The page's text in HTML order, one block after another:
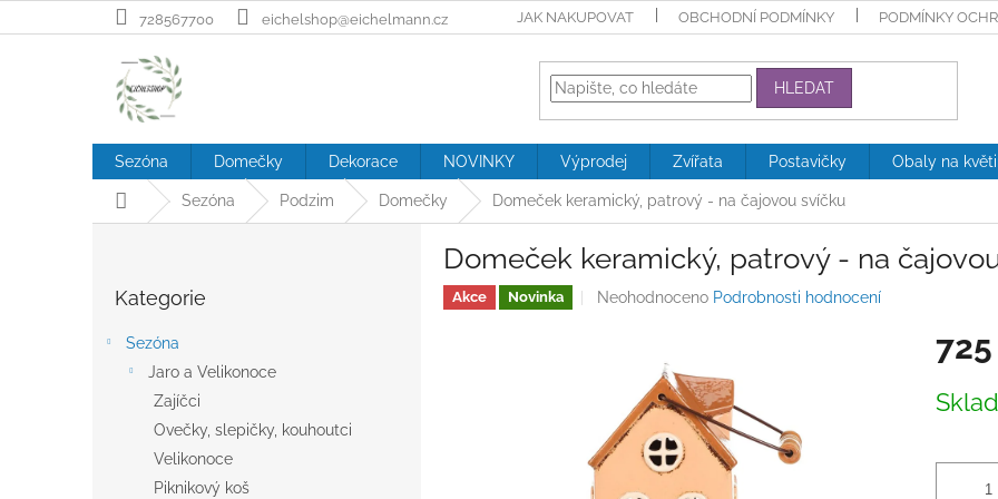
na
728567700 eichelshop@eichelmann.cz JAK NAKUPOVAT OBCHODNÍ PODMÍNKY PODMÍNKY
HLEDAT
Sezóna Domečky Dekorace NOVINKY Výprodej Zvířata Postavičky Obaly na
Domů Sezóna Podzim Domečky Domeček keramický, patrový - na čajovou svíčku
kategorie
Kategorie
Sezóna
Jaro a Velikonoce
Zajíčci
Ovečky, slepičky, kouhoutci
Velikonoce
Piknikový koš
Domeček keramický, patrový - na
Akce Novinka
Průměrné
hvězdiček.
Neohodnoceno Podrobnosti hodnocení
cena: